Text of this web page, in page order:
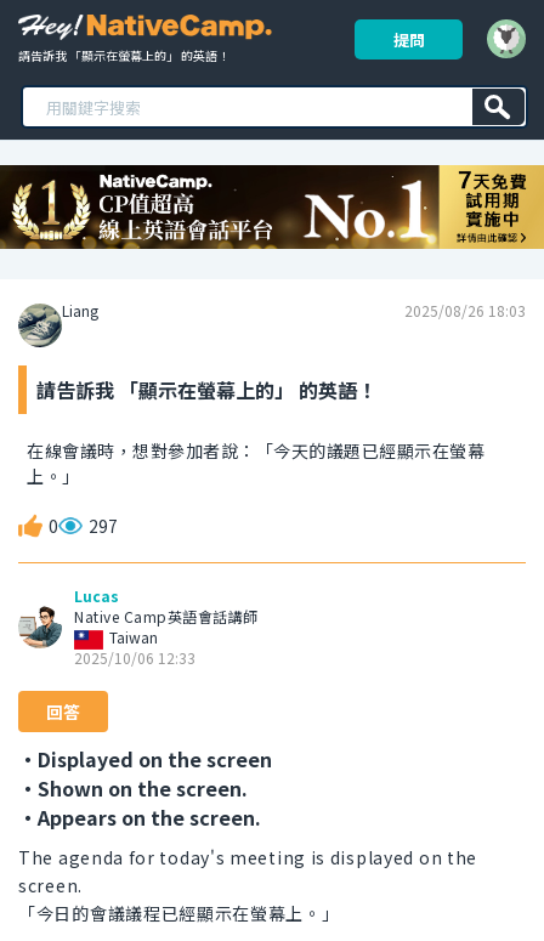
請告訴我 「顯示在螢幕上的」 的英語！
提問
Liang 2025/08/26 18:03
請告訴我 「顯示在螢幕上的」 的英語！
在線會議時，想對參加者說：「今天的議題已經顯示在螢幕
上。」
0 297
Lucas
Native Camp英語會話講師
Taiwan
2025/10/06 12:33
回答
・Displayed on the screen
・Shown on the screen.
・Appears on the screen.
The agenda for today's meeting is displayed on the
screen.
「今日的會議議程已經顯示在螢幕上。」